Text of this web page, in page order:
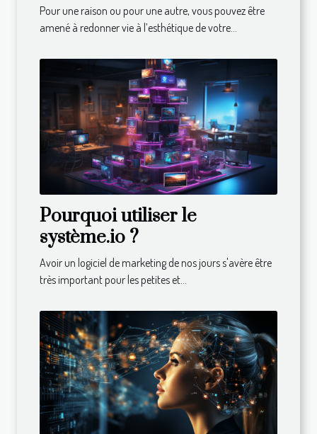
Pour une raison ou pour une autre, vous pouvez être
amené à redonner vie à l’esthétique de votre...
Pourquoi utiliser le
système.io ?
Avoir un logiciel de marketing de nos jours s'avère être
très important pour les petites et...